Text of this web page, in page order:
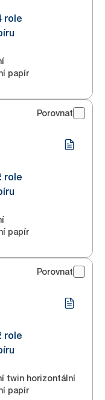
role
papír
Porovnat
role
papír
Porovnat
role
twin horizontální
papír